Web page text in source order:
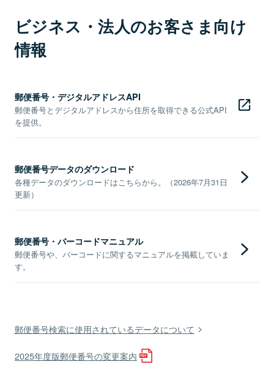
ビジネス・法人のお客さま向け
情報
郵便番号・デジタルアドレスAPI
郵便番号とデジタルアドレスから住所を取得できる公式API
を提供。
郵便番号データのダウンロード
各種データのダウンロードはこちらから。（2026年7月31日
更新）
郵便番号・バーコードマニュアル
郵便番号や、バーコードに関するマニュアルを掲載していま
す。
郵便番号検索に使用されているデータについて
2025年度版郵便番号の変更案内